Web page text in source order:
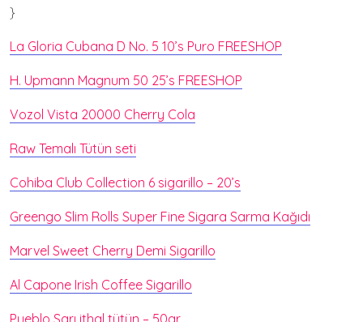
}
La Gloria Cubana D No. 5 10’s Puro FREESHOP
H. Upmann Magnum 50 25’s FREESHOP
Vozol Vista 20000 Cherry Cola
Raw Temalı Tütün seti
Cohiba Club Collection 6 sigarillo – 20’s
Greengo Slim Rolls Super Fine Sigara Sarma Kağıdı
Marvel Sweet Cherry Demi Sigarillo
Al Capone Irish Coffee Sigarillo
Pueblo Sarı ithal tütün – 50gr